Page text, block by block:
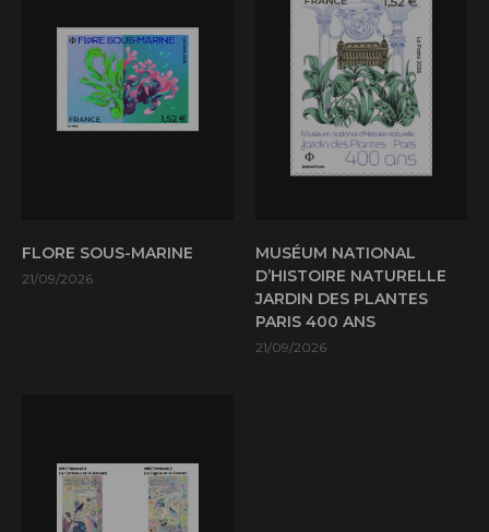
FLORE SOUS-MARINE
21/09/2026
MUSÉUM NATIONAL
D’HISTOIRE NATURELLE
JARDIN DES PLANTES
PARIS 400 ANS
21/09/2026